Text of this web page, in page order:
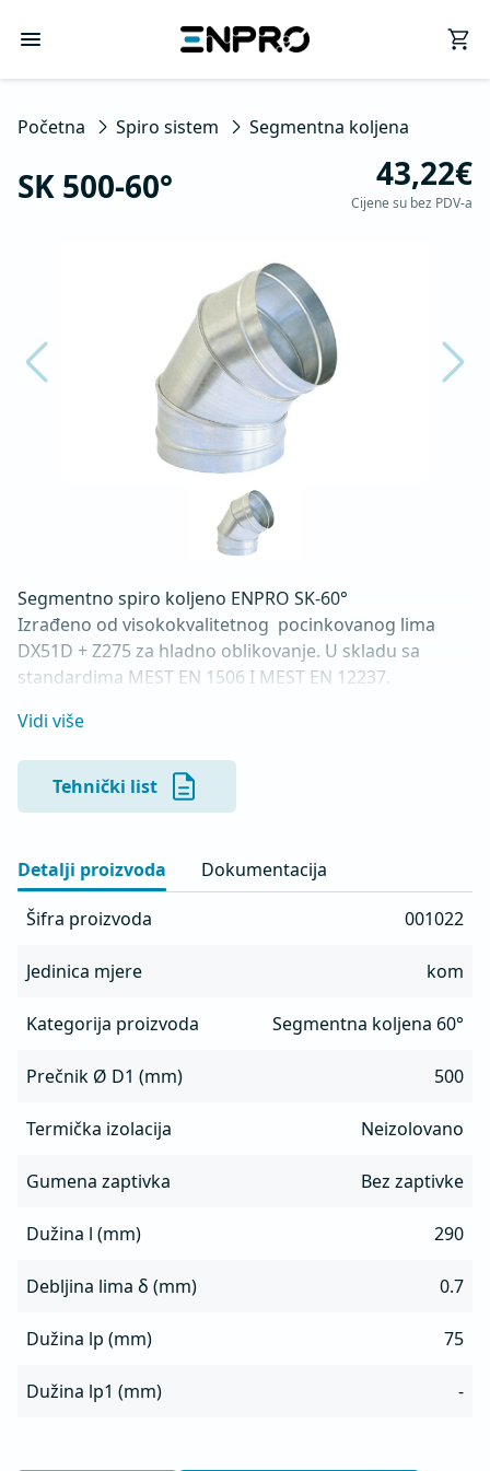
Početna Spiro sistem Segmentna koljena
SK 500-60° 43,22€
Cijene su bez PDV-a
Segmentno spiro koljeno ENPRO SK-60°
Izrađeno od visokokvalitetnog  pocinkovanog lima
DX51D + Z275 za hladno oblikovanje. U skladu sa
standardima MEST EN 1506 I MEST EN 12237.
Vidi više
Tehnički list
Detalji proizvoda Dokumentacija
Šifra proizvoda 001022
Jedinica mjere kom
Kategorija proizvoda Segmentna koljena 60°
Prečnik Ø D1 (mm) 500
Termička izolacija Neizolovano
Gumena zaptivka Bez zaptivke
Dužina l (mm) 290
Debljina lima δ (mm) 0.7
Dužina lp (mm) 75
Dužina lp1 (mm) -